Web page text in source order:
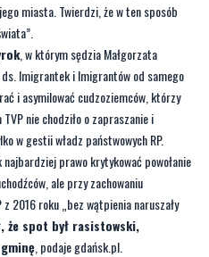
miasta. Twierdzi, że w ten sposób
, w którym sędzia Małgorzata
Imigrantek i Imigrantów od samego
i asymilować cudzoziemców, którzy
nie chodziło o zapraszanie i
w gestii władz państwowych RP.
prawo krytykować powołanie
ale przy zachowaniu
2016 roku „bez wątpienia naruszały
że spot był rasistowski,
, podaje gdańsk.pl.